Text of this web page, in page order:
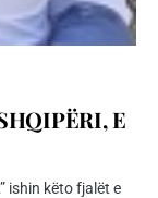
E
ishin këto fjalët e